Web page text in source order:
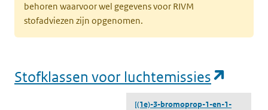
behoren waarvoor wel gegevens voor RIVM
stofadviezen zijn opgenomen.
Stofklassen voor luchtemissies
[(1e)-3-bromoprop-1-en-1-